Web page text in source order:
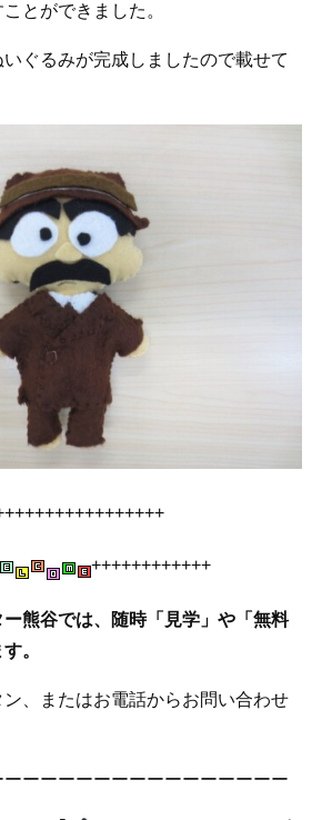
とができました。
ぐるみが完成しましたので載せて
++++++++++++
熊谷では、随時「見学」や「無料
。
、またはお電話からお問い合わせ
ーーーーーーーーーーーーーーー